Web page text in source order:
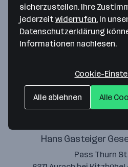
Bitte stimme
Richtlinien zu, um
Hans Gasteiger
Pass Thurn
sicherzustellen. Ihre
jederzeitwiderrufen. In
Datenschutzerklärung
Informationen nachlesen.
Cookie-
Alle ablehnen Alle